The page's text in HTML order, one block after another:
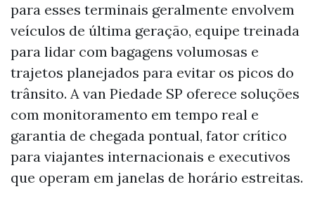
para esses terminais geralmente envolvem
veículos de última geração, equipe treinada
para lidar com bagagens volumosas e
trajetos planejados para evitar os picos do
trânsito. A van Piedade SP oferece soluções
com monitoramento em tempo real e
garantia de chegada pontual, fator crítico
para viajantes internacionais e executivos
que operam em janelas de horário estreitas.